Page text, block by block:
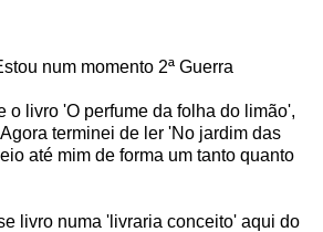
num momento 2ª Guerra
o livro 'O perfume da folha do limão',
terminei de ler 'No jardim das
até mim de forma um tanto quanto
livro numa 'livraria conceito' aqui do